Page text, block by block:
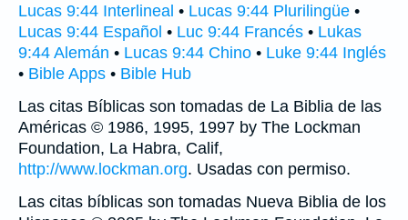
Lucas 9:44 Interlineal • Lucas 9:44 Plurilingüe •
Lucas 9:44 Español • Luc 9:44 Francés • Lukas
9:44 Alemán • Lucas 9:44 Chino • Luke 9:44 Inglés
• Bible Apps • Bible Hub
Las citas Bíblicas son tomadas de La Biblia de las
Américas © 1986, 1995, 1997 by The Lockman
Foundation, La Habra, Calif,
http://www.lockman.org. Usadas con permiso.
Las citas bíblicas son tomadas Nueva Biblia de los